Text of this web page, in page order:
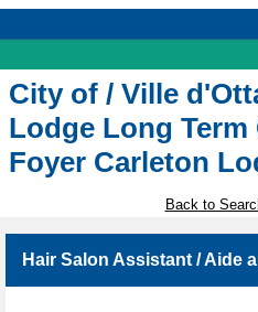
City of / Ville
Lodge Long Term
Foyer Carleton
Back to
Hair Salon Assistant / Aide